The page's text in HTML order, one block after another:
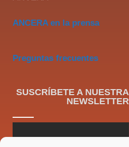
ANCERA en la prensa
Preguntas frecuentes
SUSCRÍBETE A NUESTRA
NEWSLETTER